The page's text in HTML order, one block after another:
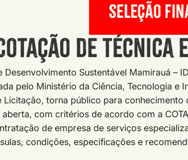
seleção
de Técnica
Desenvolvimento Sustentável Mamirauá –
pelo Ministério da Ciência, Tecnologia e
Licitação, torna público para
com critérios de acordo com a
de empresa de serviços
condições, especificações e